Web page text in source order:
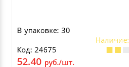
В упаковке: 30
Наличие:
Код: 24675
52.40 руб./шт.